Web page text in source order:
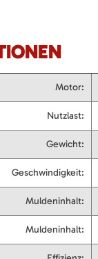
Motor:
Nutzlast:
Gewicht:
Geschwindigkeit:
Muldeninhalt:
Muldeninhalt: